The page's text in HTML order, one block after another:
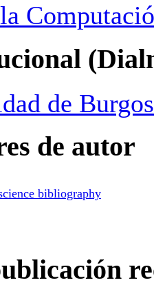
de Burgos
de autor
bibliography